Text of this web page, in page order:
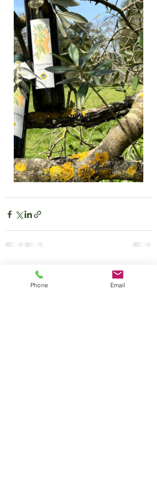
Aktuelle Beiträge Alle ansehen
Phone Email